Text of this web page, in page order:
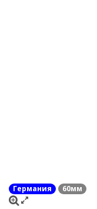
Германия 60мм